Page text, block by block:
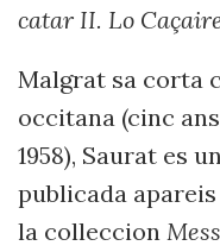
catar II. Lo
Malgrat sa corta
occitana (cinc
1958), Saurat es
publicada
la colleccion